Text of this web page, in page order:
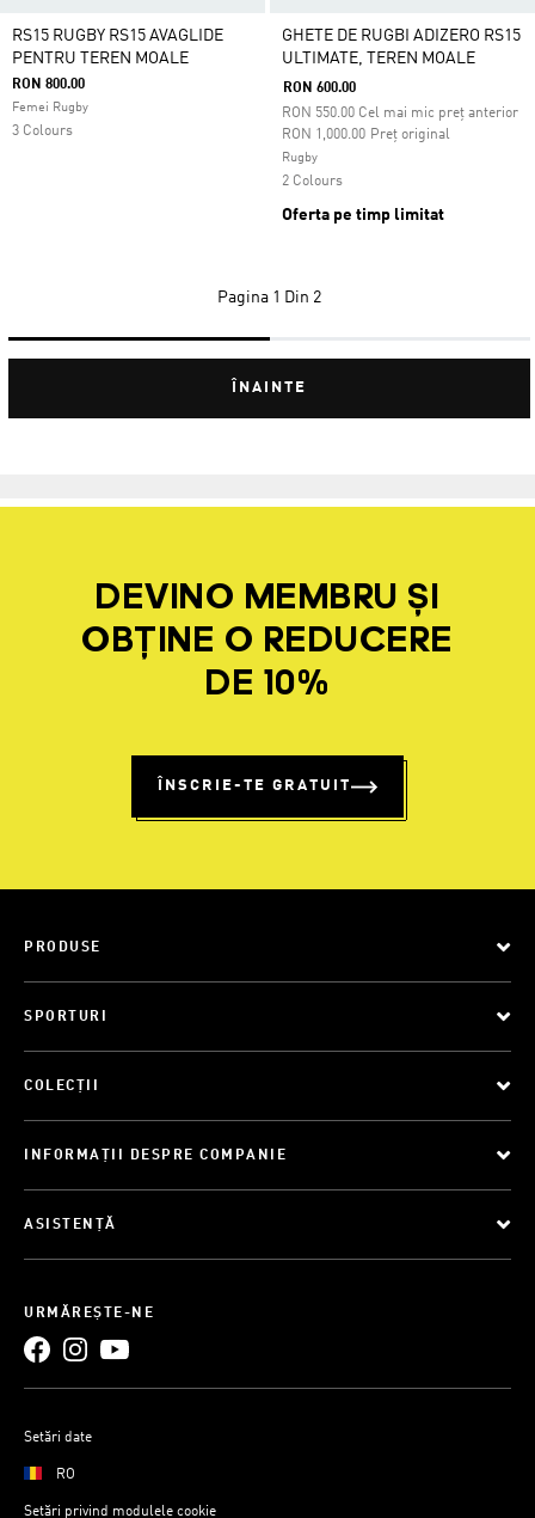
RS15 RUGBY RS15 AVAGLIDE
PENTRU TEREN MOALE
RON 800.00
Femei Rugby
3 Colours
GHETE DE RUGBI ADIZERO RS15
ULTIMATE, TEREN MOALE
RON 600.00
RON 550.00 Cel mai mic preț anterior
Preț original
Preț redus de la
RON 1,000.00la
Rugby
2 Colours
Oferta pe timp limitat
Pagina 1 Din 2
ÎNAINTE
DEVINO MEMBRU ȘI
OBȚINE O REDUCERE
DE 10%
ÎNSCRIE-TE GRATUIT
PRODUSE
SPORTURI
COLECȚII
INFORMAȚII DESPRE COMPANIE
ASISTENȚĂ
URMĂREȘTE-NE
Setări date
RO
Setări privind modulele cookie